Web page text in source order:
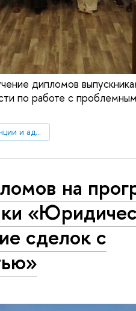
дипломов
по работе с
Высшая школа юриспруденции и администрирования
на
сделок с